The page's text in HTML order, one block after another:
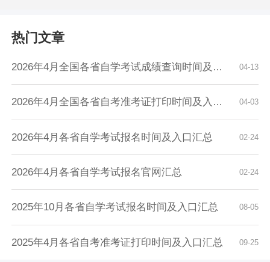
热门文章
04-13
2026年4月全国各省自学考试成绩查询时间及入口...
04-03
2026年4月全国各省自考准考证打印时间及入口汇...
02-24
2026年4月各省自学考试报名时间及入口汇总
02-24
2026年4月各省自学考试报名官网汇总
08-05
2025年10月各省自学考试报名时间及入口汇总
09-25
2025年4月各省自考准考证打印时间及入口汇总